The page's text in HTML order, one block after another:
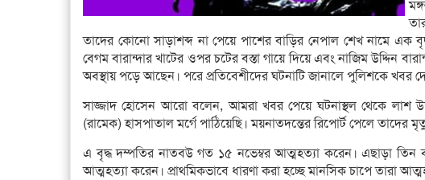
তাদের কোনো সাড়াশব্দ না পেয়ে পাশের বাড়ির নেপাল শেখ নামে এক
বেগম বারান্দার খাটের ওপর চটের বস্তা গায়ে দিয়ে এবং নাজিম উদ্দিন
অবস্থায় পড়ে আছেন। পরে প্রতিবেশীদের ঘটনাটি জানালে পুলিশকে খবর
সাজ্জাদ হোসেন আরো বলেন, আমরা খবর পেয়ে ঘটনাস্থল থেকে লাশ
(রামেক) হাসপাতাল মর্গে পাঠিয়েছি। ময়নাতদন্তের রিপোর্ট পেলে তাদের
এ বৃদ্ধ দম্পতির নাতবউ গত ১৫ নভেম্বর আত্মহত্যা করেন। এছাড়া তিন
আত্মহত্যা করেন। প্রাথমিকভাবে ধারণা করা হচ্ছে মানসিক চাপে তারা